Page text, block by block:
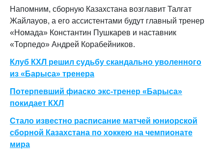
Напомним, сборную Казахстана возглавит Талгат
Жайлауов, а его ассистентами будут главный тренер
«Номада» Константин Пушкарев и наставник
«Торпедо» Андрей Корабейников.
Клуб КХЛ решил судьбу скандально уволенного
из «Барыса» тренера
Потерпевший фиаско экс-тренер «Барыса»
покидает КХЛ
Стало известно расписание матчей юниорской
сборной Казахстана по хоккею на чемпионате
мира